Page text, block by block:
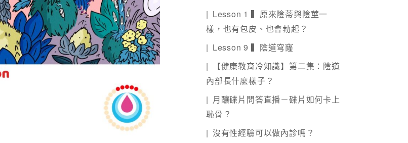
Lesson 1 ▍原來陰蒂與陰莖一
樣，也有包皮、也會勃起？
Lesson 9 ▍陰道穹窿
【健康教育冷知識】第二集：陰道
內部長什麼樣子？
月釀碟片問答直播－碟片如何卡上
恥骨？️
沒有性經驗可以做內診嗎？